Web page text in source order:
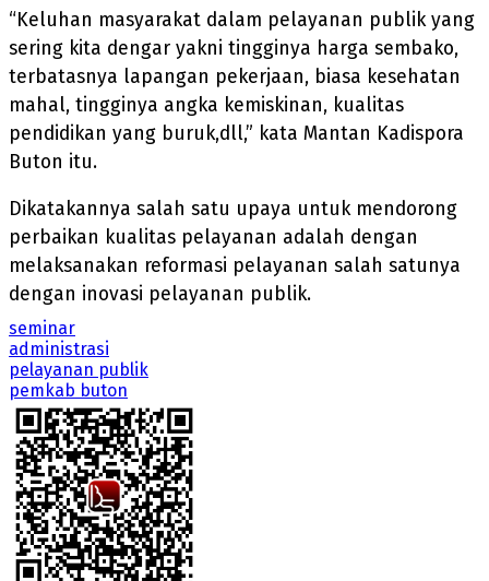
“Keluhan masyarakat dalam pelayanan publik yang
sering kita dengar yakni tingginya harga sembako,
terbatasnya lapangan pekerjaan, biasa kesehatan
mahal, tingginya angka kemiskinan, kualitas
pendidikan yang buruk,dll,” kata Mantan Kadispora
Buton itu.
Dikatakannya salah satu upaya untuk mendorong
perbaikan kualitas pelayanan adalah dengan
melaksanakan reformasi pelayanan salah satunya
dengan inovasi pelayanan publik.
seminar
administrasi
pelayanan publik
pemkab buton